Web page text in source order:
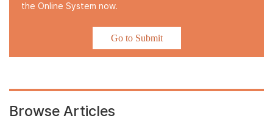
the Online System now.
Go to Submit
Browse Articles